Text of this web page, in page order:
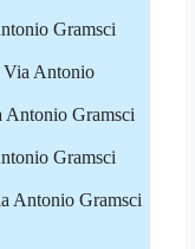
Gramsci
Via Antonio
Antonio Gramsci
Gramsci
Antonio Gramsci